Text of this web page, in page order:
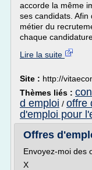
accorde la même
ses candidats.
métier du
chaque candidature
Lire la suite
Site : http://
Thèmes liés :
d emploi / offre
d'emploi pour
Offres
Envoyez-moi des
X